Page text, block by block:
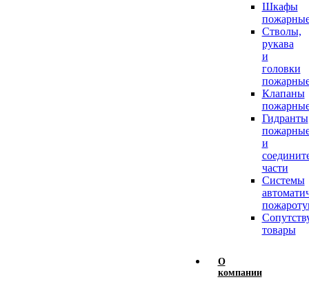
Шкафы
Стволы,
рукава
и
головки
Клапаны
Гидранты
и
части
Системы
товары
О
компании